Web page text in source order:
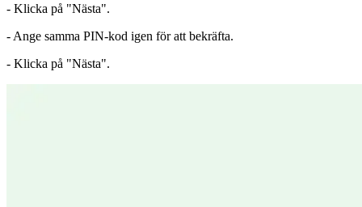
- Klicka på "Nästa".
- Ange samma PIN-kod igen för att bekräfta.
- Klicka på "Nästa".